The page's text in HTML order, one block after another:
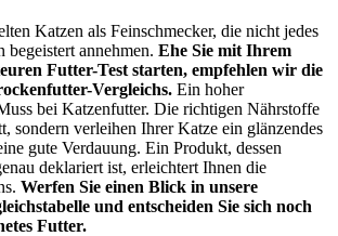
Katzen als Feinschmecker, die nicht jedes
begeistert annehmen. Ehe Sie mit Ihrem
Futter-Test starten, empfehlen wir die
Vergleichs. Ein hoher
bei Katzenfutter. Die richtigen Nährstoffe
sondern verleihen Ihrer Katze ein glänzendes
gute Verdauung. Ein Produkt, dessen
deklariert ist, erleichtert Ihnen die
Werfen Sie einen Blick in unsere
und entscheiden Sie sich noch
Futter.